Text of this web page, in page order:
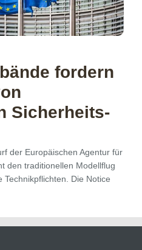
fordern
Sicherheits­
der Europäischen Agentur für
den traditionellen Modellflug
Die Notice